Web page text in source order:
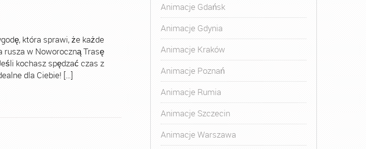
która sprawi, że każde
rusza w Noworoczną Trasę
kochasz spędzać czas z
dla Ciebie! […]
Animacje Gdańsk
Animacje Gdynia
Animacje Kraków
Animacje Poznań
Animacje Rumia
Animacje Szczecin
Animacje Warszawa